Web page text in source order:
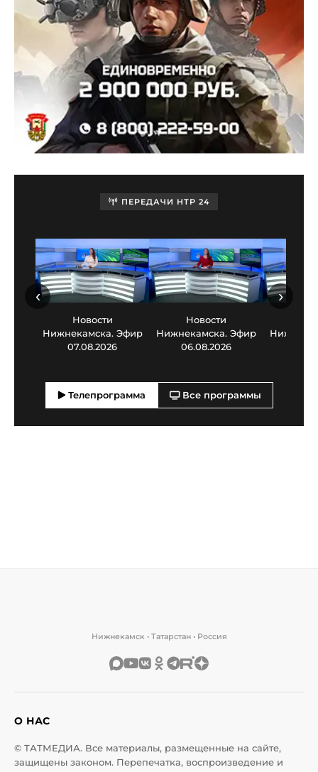
ПЕРЕДАЧИ НТР 24
Новости
Нижнекамска. Эфир
07.08.2026
Новости
Нижнекамска. Эфир
06.08.2026
‹ ›
Телепрограмма Все программы
Нижнекамск • Татарстан • Россия
О НАС
© ТАТМЕДИА. Все материалы, размещенные на сайте,
защищены законом. Перепечатка, воспроизведение и